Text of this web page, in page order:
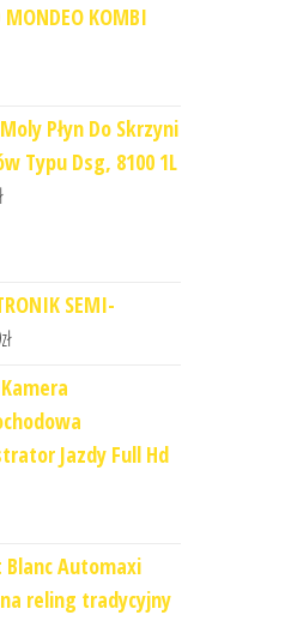
MONDEO KOMBI
Płyn Do Skrzyni
Typu Dsg, 8100 1L
SEMI-
zł
Jazdy Full Hd
Automaxi
reling tradycyjny